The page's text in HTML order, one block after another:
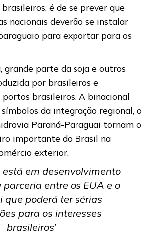
é de se prever que
nacionais deverão se instalar
para exportar para os
grande parte da soja e outros
por brasileiros e
brasileiros. A binacional
da integração regional, o
Paraná-Paraguai tornam o
importante do Brasil na
exterior.
está em desenvolvimento
entre os EUA e o
que poderá ter sérias
para os interesses
brasileiros’